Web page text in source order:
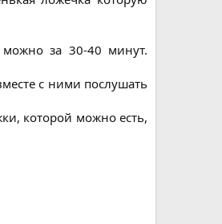
можно за 30-40 минут.
с ними послушать
которой можно есть,